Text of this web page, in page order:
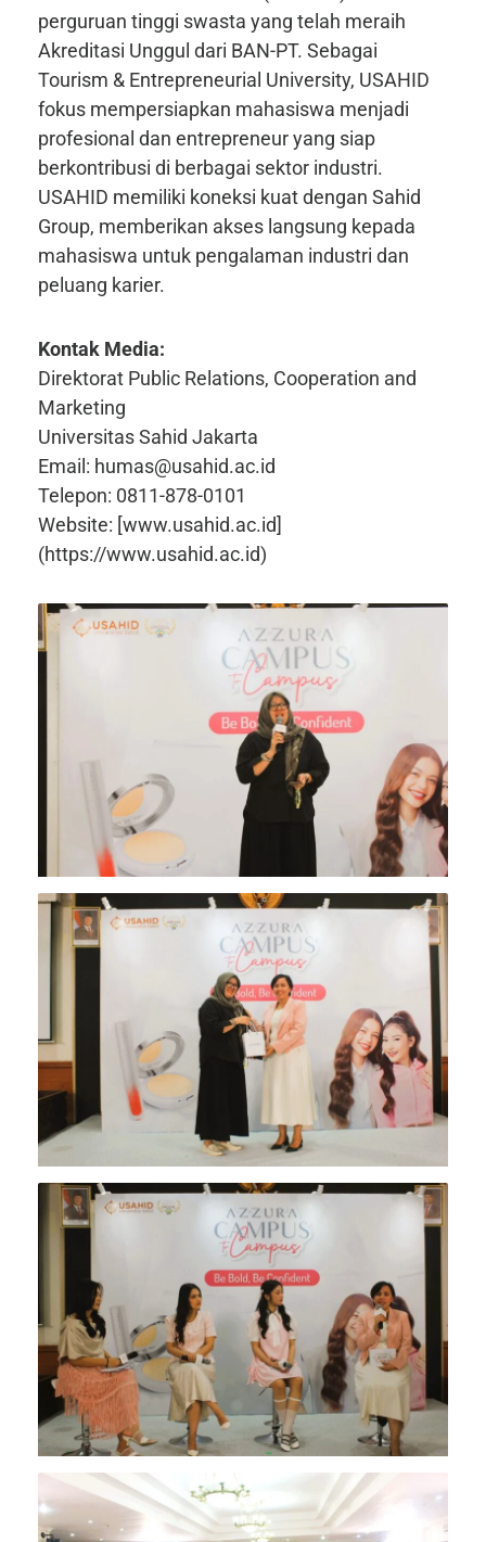
perguruan tinggi swasta yang telah meraih
Akreditasi Unggul dari BAN-PT. Sebagai
Tourism & Entrepreneurial University, USAHID
fokus mempersiapkan mahasiswa menjadi
profesional dan entrepreneur yang siap
berkontribusi di berbagai sektor industri.
USAHID memiliki koneksi kuat dengan Sahid
Group, memberikan akses langsung kepada
mahasiswa untuk pengalaman industri dan
peluang karier.
Kontak Media:
Direktorat Public Relations, Cooperation and
Marketing
Universitas Sahid Jakarta
Email: humas@usahid.ac.id
Telepon: 0811-878-0101
Website: [www.usahid.ac.id]
(https://www.usahid.ac.id)